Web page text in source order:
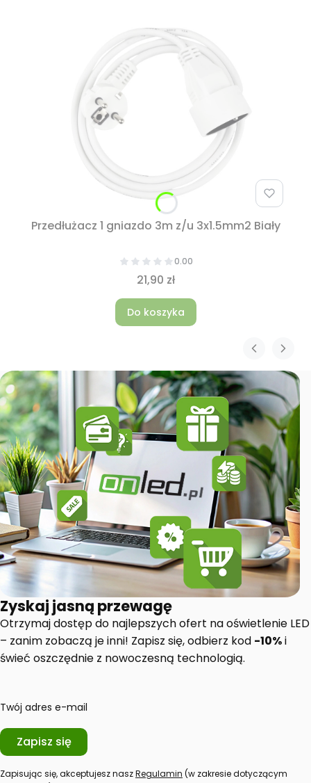
Przedłużacz 1 gniazdo 3m z/u 3x1.5mm2 Biały
0.00
21,90 zł
Do koszyka
Zyskaj jasną przewagę
Otrzymaj dostęp do najlepszych ofert na oświetlenie LED
– zanim zobaczą je inni! Zapisz się, odbierz kod -10%i
świeć oszczędnie z nowoczesną technologią.
Twój adres e-mail
Zapisz się
Zapisując się, akceptujesz naszRegulamin (w zakresie dotyczącym